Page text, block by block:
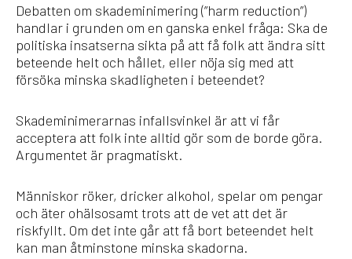
Debatten om skademinimering (”harm reduction”)
handlar i grunden om en ganska enkel fråga: Ska de
politiska insatserna sikta på att få folk att ändra sitt
beteende helt och hållet, eller nöja sig med att
försöka minska skadligheten i beteendet?
Skademinimerarnas infallsvinkel är att vi får
acceptera att folk inte alltid gör som de borde göra.
Argumentet är pragmatiskt.
Människor röker, dricker alkohol, spelar om pengar
och äter ohälsosamt trots att de vet att det är
riskfyllt. Om det inte går att få bort beteendet helt
kan man åtminstone minska skadorna.